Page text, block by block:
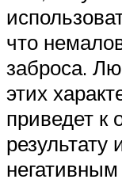
что
заброса.
этих
приведет к